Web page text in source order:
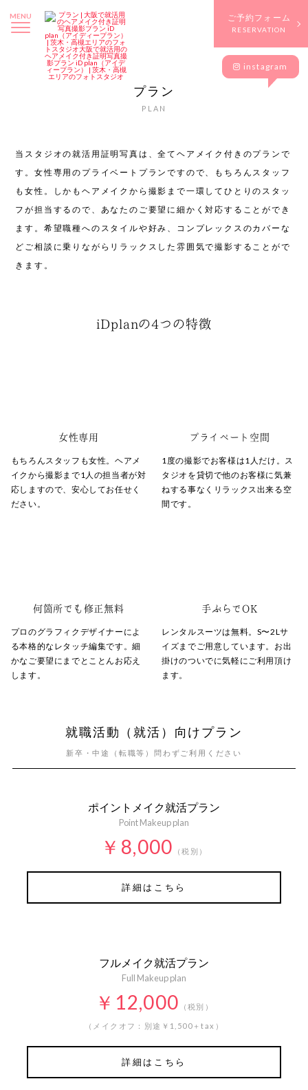
MENU ご予約フォーム
RESERVATION
instagram
プラン
PLAN
当スタジオの就活用証明写真は、全てヘアメイク付きのプランで
す。女性専用のプライベートプランですので、もちろんスタッフ
も女性。
しかもヘアメイクから撮影まで一環してひとりのスタッ
フが担当するので、 あなたのご要望に細かく対応することができ
ます。 希望職種へのスタイルや好み、コンプレックスのカバーな
ど ご相談に乗りながらリラックスした雰囲気で撮影することがで
きます。
iDplanの4つの特徴
女性専用
もちろんスタッフも女性。ヘアメ
イクから撮影まで1人の担当者が対
応しますので、安心してお任せく
ださい。
プライベート空間
1度の撮影でお客様は1人だけ。ス
タジオを貸切で他のお客様に気兼
ねする事なくリラックス出来る空
間です。
何箇所でも修正無料
プロのグラフィクデザイナーによ
る本格的なレタッチ編集です。細
かなご要望にまでとことんお応え
します。
手ぶらでOK
レンタルスーツは無料。S〜2Lサ
イズまでご用意しています。お出
掛けのついでに気軽にご利用頂け
ます。
就職活動（就活）向けプラン
新卒・中途（転職等）問わずご利用ください
ポイントメイク就活プラン
Point Makeup plan
￥8,000 （税別）
詳細はこちら
フルメイク就活プラン
Full Makeup plan
￥12,000 （税別）
（メイクオフ：別途￥1,500＋tax）
詳細はこちら